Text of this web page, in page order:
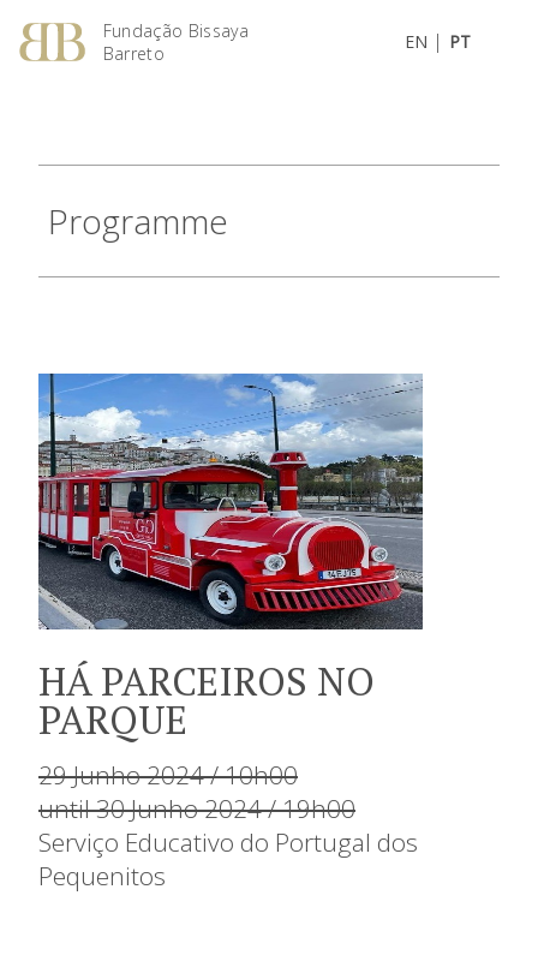
Fundação Bissaya
Barreto
EN | PT
Programme
HÁ PARCEIROS NO
PARQUE
29 Junho 2024 / 10h00
until 30 Junho 2024 / 19h00
Serviço Educativo do Portugal dos
Pequenitos